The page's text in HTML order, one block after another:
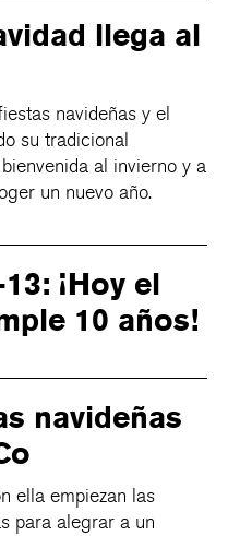
llega al
navideñas y el
su tradicional
al invierno y a
un nuevo año.
¡Hoy el
10 años!
navideñas
ella empiezan las
para alegrar a un